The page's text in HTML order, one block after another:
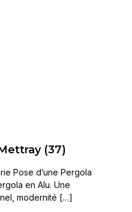
(37)
Pose d’une Pergola
en Alu. Une
modernité […]